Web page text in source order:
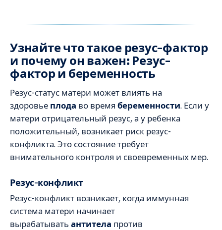
Узнайте что такое резус-фактор
и почему он важен: Резус-
фактор и беременность
Резус-статус матери может влиять на
здоровье плода во время беременности. Если у
матери отрицательный резус, а у ребенка
положительный, возникает риск резус-
конфликта. Это состояние требует
внимательного контроля и своевременных мер.
Резус-конфликт
Резус-конфликт возникает, когда иммунная
система матери начинает
вырабатывать антитела против